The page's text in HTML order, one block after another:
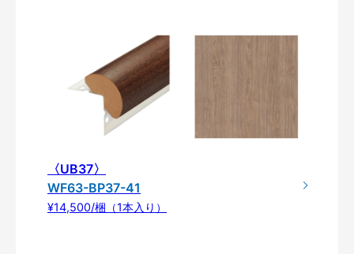
〈UB37〉
WF63-BP37-41
¥14,500/梱（1本入り）